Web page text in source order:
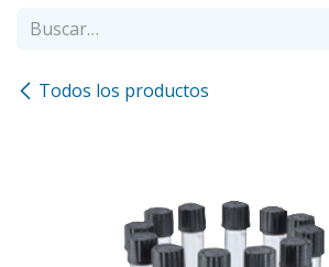
Todos los productos